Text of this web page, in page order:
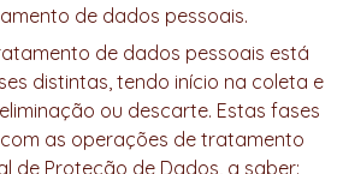
de dados pessoais.
de dados pessoais está
distintas, tendo início na coleta e
ou descarte. Estas fases
as operações de tratamento
de Proteção de Dados, a saber: